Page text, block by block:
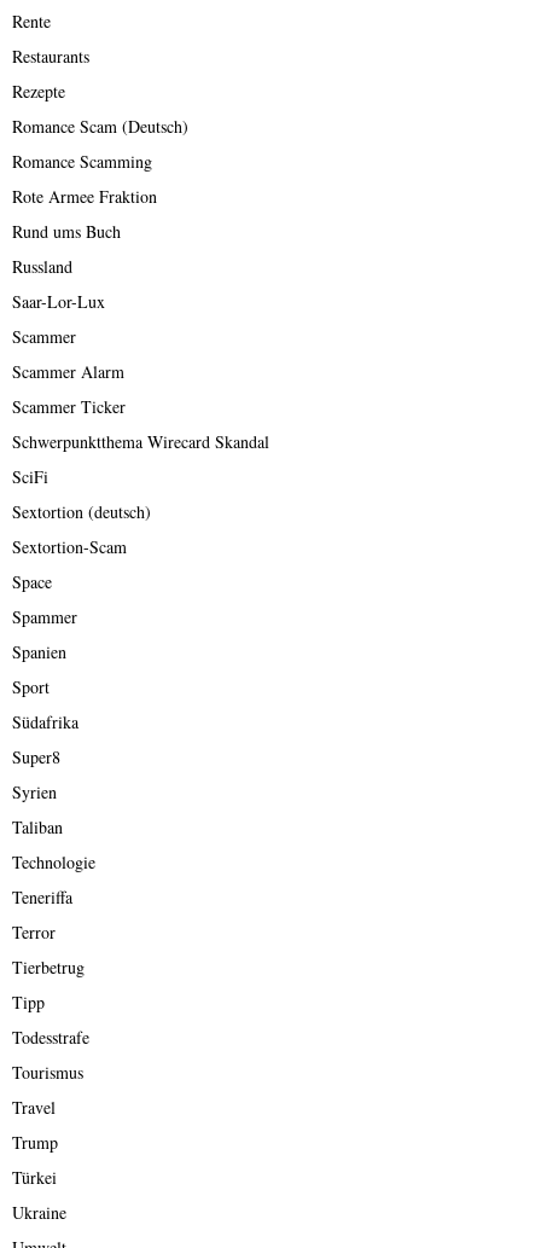
Rente
Restaurants
Rezepte
Romance Scam (Deutsch)
Romance Scamming
Rote Armee Fraktion
Rund ums Buch
Russland
Saar-Lor-Lux
Scammer
Scammer Alarm
Scammer Ticker
Schwerpunktthema Wirecard Skandal
SciFi
Sextortion (deutsch)
Sextortion-Scam
Space
Spammer
Spanien
Sport
Südafrika
Super8
Syrien
Taliban
Technologie
Teneriffa
Terror
Tierbetrug
Tipp
Todesstrafe
Tourismus
Travel
Trump
Türkei
Ukraine